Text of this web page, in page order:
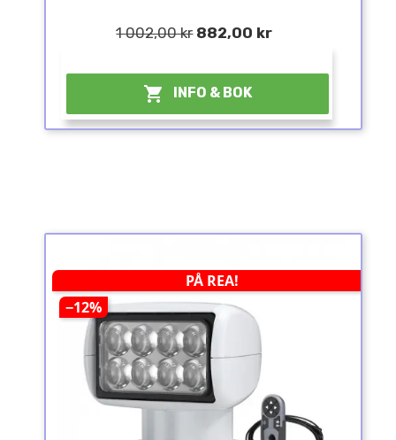
1 002,00 kr 882,00 kr
 INFO & BOK
PÅ REA!
−12%